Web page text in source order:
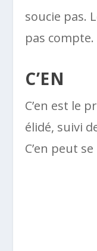
soucie pas.
pas compte.
C’EN
C’en est le
élidé, suivi
C’en peut